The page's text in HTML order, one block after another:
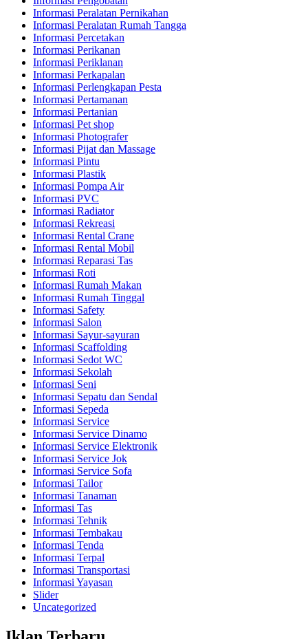
Informasi Peralatan Pernikahan
Informasi Peralatan Rumah Tangga
Informasi Percetakan
Informasi Perikanan
Informasi Periklanan
Informasi Perkapalan
Informasi Perlengkapan Pesta
Informasi Pertamanan
Informasi Pertanian
Informasi Pet shop
Informasi Photografer
Informasi Pijat dan Massage
Informasi Pintu
Informasi Plastik
Informasi Pompa Air
Informasi PVC
Informasi Radiator
Informasi Rekreasi
Informasi Rental Crane
Informasi Rental Mobil
Informasi Reparasi Tas
Informasi Roti
Informasi Rumah Makan
Informasi Rumah Tinggal
Informasi Safety
Informasi Salon
Informasi Sayur-sayuran
Informasi Scaffolding
Informasi Sedot WC
Informasi Sekolah
Informasi Seni
Informasi Sepatu dan Sendal
Informasi Sepeda
Informasi Service
Informasi Service Dinamo
Informasi Service Elektronik
Informasi Service Jok
Informasi Service Sofa
Informasi Tailor
Informasi Tanaman
Informasi Tas
Informasi Tehnik
Informasi Tembakau
Informasi Tenda
Informasi Terpal
Informasi Transportasi
Informasi Yayasan
Slider
Uncategorized